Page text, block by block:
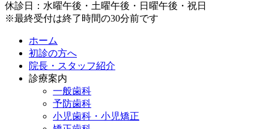
休診日：水曜午後・土曜午後・日曜午後・祝日
※最終受付は終了時間の30分前です
ホーム
初診の方へ
院長・スタッフ紹介
診療案内
一般歯科
予防歯科
小児歯科・小児矯正